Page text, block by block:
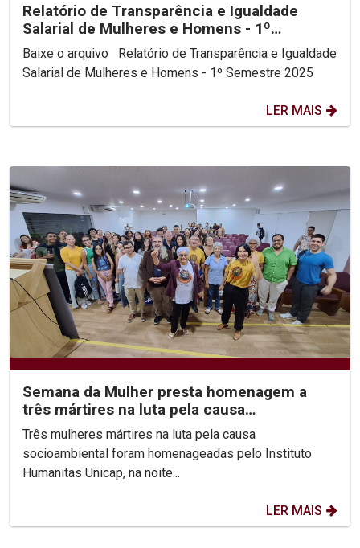
Relatório de Transparência e Igualdade
Salarial de Mulheres e Homens - 1º
Semestre 2025
Baixe o arquivo Relatório de Transparência e Igualdade
Salarial de Mulheres e Homens - 1º Semestre 2025
LER MAIS
Semana da Mulher presta homenagem a
três mártires na luta pela causa
socioambiental
Três mulheres mártires na luta pela causa
socioambiental foram homenageadas pelo Instituto
Humanitas Unicap, na noite...
LER MAIS